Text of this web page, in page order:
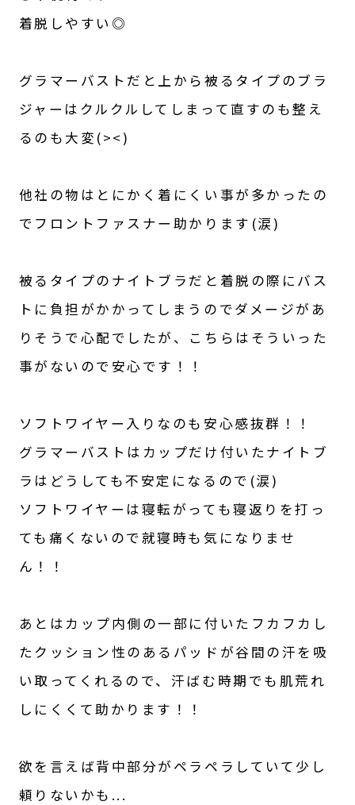
着脱しやすい◎
グラマーバストだと上から被るタイプのブラ
ジャーはクルクルしてしまって直すのも整え
るのも大変(><)
他社の物はとにかく着にくい事が多かったの
でフロントファスナー助かります(涙)
被るタイプのナイトブラだと着脱の際にバス
トに負担がかかってしまうのでダメージがあ
りそうで心配でしたが、こちらはそういった
事がないので安心です！！
ソフトワイヤー入りなのも安心感抜群！！
グラマーバストはカップだけ付いたナイトブ
ラはどうしても不安定になるので(涙)
ソフトワイヤーは寝転がっても寝返りを打っ
ても痛くないので就寝時も気になりませ
ん！！
あとはカップ内側の一部に付いたフカフカし
たクッション性のあるパッドが谷間の汗を吸
い取ってくれるので、汗ばむ時期でも肌荒れ
しにくくて助かります！！
欲を言えば背中部分がペラペラしていて少し
頼りないかも...